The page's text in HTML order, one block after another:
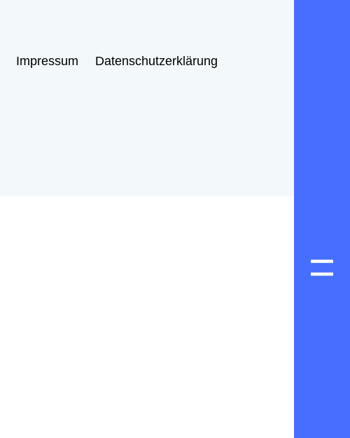
Impressum Datenschutzerklärung